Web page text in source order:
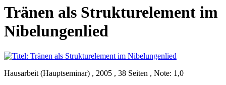
Tränen als Strukturelement im
Nibelungenlied
Hausarbeit (Hauptseminar) , 2005 , 38 Seiten , Note: 1,0